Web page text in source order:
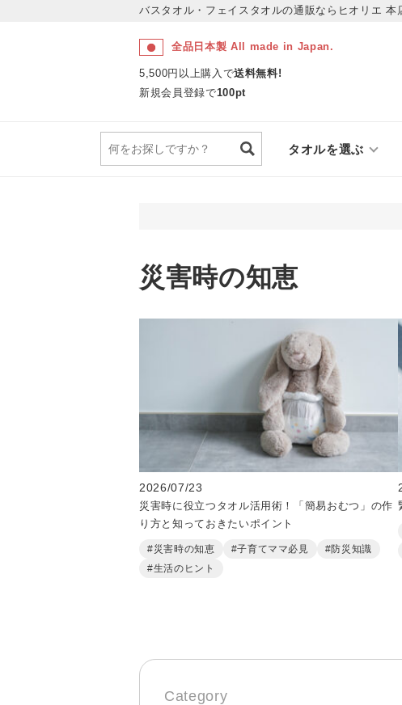
バスタオル・フェイスタオルの通販ならヒオリエ 本
全品日本製 All made in Japan.
5,500円以上購入で送料無料!
新規会員登録で100pt
タオルを選ぶ
災害時の知恵
2026/07/23
災害時に役立つタオル活用術！「簡易おむつ」の作
り方と知っておきたいポイント
#災害時の知恵 #子育てママ必見
#防災知識
#生活のヒント
Category